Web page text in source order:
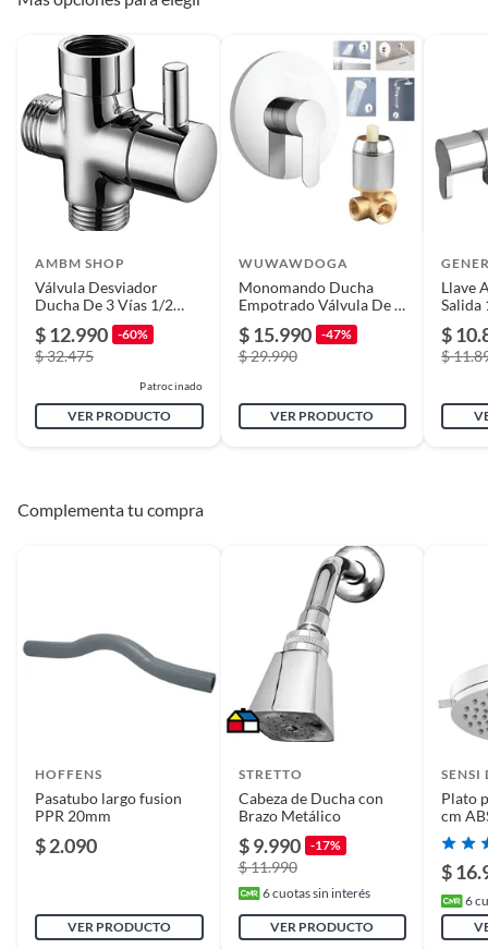
reparados, abiertos, de segunda selección, remanufacturados o
con alguna deficiencia, que sean comprados en esa condición a
un precio reducido.
Alimentos, bebidas, medicamentos, suplementos alimenticios,
vitaminas, entre otros análogos.
Pinturas de un color a solicitud.
Plantas.
De uso personal.
AMBM SHOP
Válvula Desviador
Ducha De 3 Vías 1/2
$ 12.990 -60%
$ 32.475
Patrocinado
VER PRODUCTO
WUWAWDOGA
Monomando Ducha
Empotrado Válvula De 3
Vías De Cobre Complet
$ 15.990 -47%
$ 29.990
VER PRODUCTO
Llave
Salida
$
$
Complementa tu compra
HOFFENS
Pasatubo largo fusion
PPR 20mm
$ 2.090
VER PRODUCTO
STRETTO
Cabeza de Ducha con
Brazo Metálico
$ 9.990 -17%
$ 11.990
6cuotas sin interés
VER PRODUCTO
SENSI
Plato
cm
$
6